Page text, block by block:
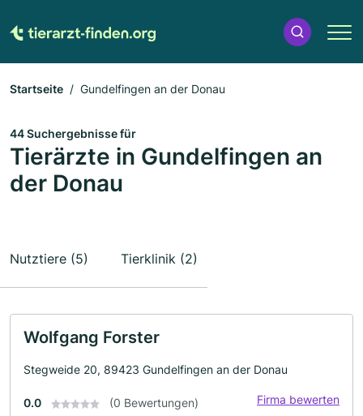
Startseite Gundelfingen an der Donau
44 Suchergebnisse für
Tierärzte in Gundelfingen an
der Donau
Nutztiere (5) Tierklinik (2)
Wolfgang Forster
Stegweide 20, 89423 Gundelfingen an der Donau
0.0 (0 Bewertungen) Firma bewerten